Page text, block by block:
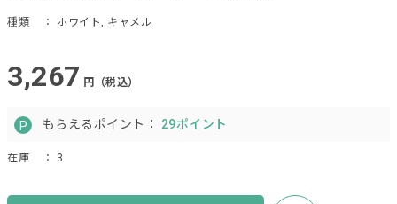
種類 ： ホワイト, キャメル
3,267 円（税込）
もらえるポイント： 29ポイント
在庫 ： 3